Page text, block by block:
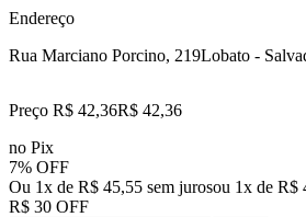
Endereço
Rua Marciano Porcino, 219Lobato -
Preço R$ 42,36R$ 42,36
no Pix
7% OFF
Ou 1x de R$ 45,55 sem jurosou 1x de R$
R$ 30 OFF